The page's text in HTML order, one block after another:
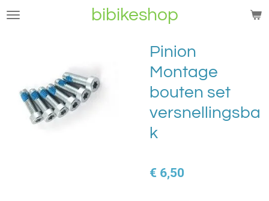
Ga
hoofdinhoud
bibikeshop
Pinion
Montage
bouten set
versnellingsba
k
€ 6,50